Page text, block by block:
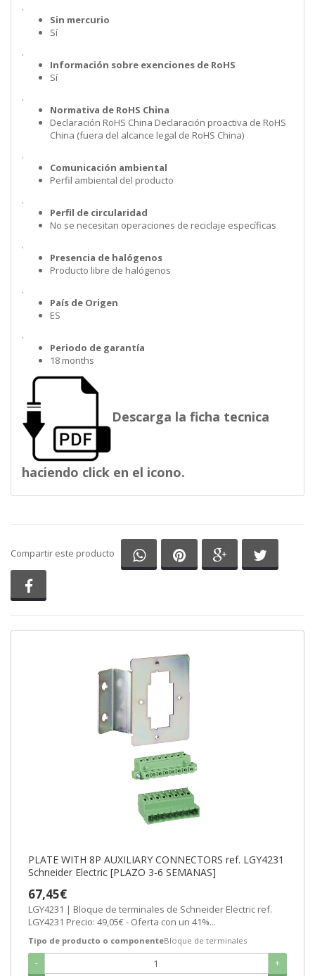
.
Sin mercurio
Sí
.
Información sobre exenciones de RoHS
Sí
.
Normativa de RoHS China
Declaración RoHS China Declaración proactiva de RoHS
China (fuera del alcance legal de RoHS China)
.
Comunicación ambiental
Perfil ambiental del producto
.
Perfil de circularidad
No se necesitan operaciones de reciclaje específicas
.
Presencia de halógenos
Producto libre de halógenos
.
País de Origen
ES
.
Periodo de garantía
18 months
Descarga la ficha tecnica
haciendo click en el icono.
Compartir este producto Compartir en Whatsapp
Compartir en Pinterest
Compartir en
PLATE WITH 8P AUXILIARY CONNECTORS ref. LGY4231
Schneider Electric [PLAZO 3-6 SEMANAS]
67,45€
LGY4231 | Bloque de terminales de Schneider Electric ref.
LGY4231 Precio: 49,05€ - Oferta con un 41%...
Tipo de producto o componenteBloque de terminales
- +